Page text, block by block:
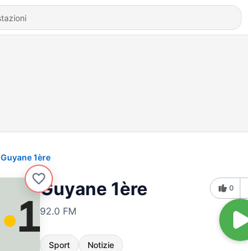
Guyane 1ère
Guyane 1ère
92.0 FM
Sport Notizie
0